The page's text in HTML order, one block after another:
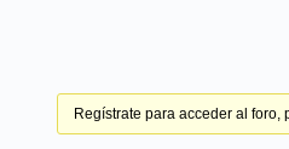
Regístrate para acceder al